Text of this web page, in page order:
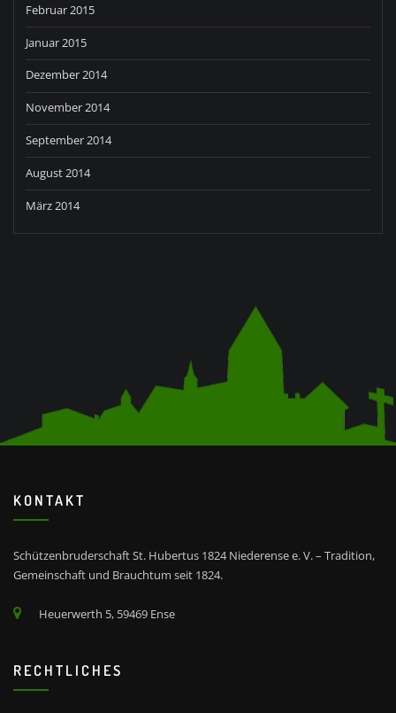
Februar 2015
Januar 2015
Dezember 2014
November 2014
September 2014
August 2014
März 2014
KONTAKT
Schützenbruderschaft St. Hubertus 1824 Niederense e. V. – Tradition,
Gemeinschaft und Brauchtum seit 1824.
Heuerwerth 5, 59469 Ense
RECHTLICHES